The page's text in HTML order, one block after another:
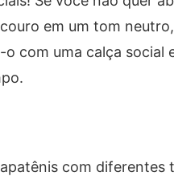
em um tom
com uma calça social
com